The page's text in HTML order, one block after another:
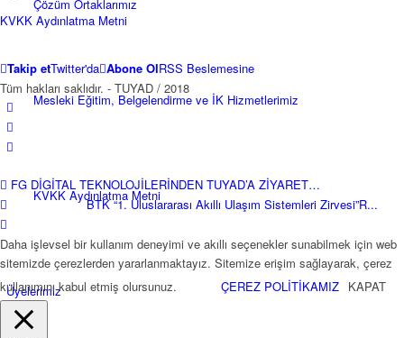
Çözüm Ortaklarımız
Mesleki Eğitim, Belgelendirme ve İK Hizmetlerimiz
KVKK Aydınlatma Metni
Üyelerimiz
KVKK Aydınlatma Metni
Takip etTwitter'da Abone OlRSS Beslemesine
Tüm hakları saklıdır. - TUYAD / 2018
FG DİGİTAL TEKNOLOJİLERİNDEN TUYAD’A ZİYARET…
BTK “1. Uluslararası Akıllı Ulaşım Sistemleri Zirvesi”R...
Daha işlevsel bir kullanım deneyimi ve akıllı seçenekler sunabilmek için web
sitemizde çerezlerden yararlanmaktayız. Sitemize erişim sağlayarak, çerez
kullanımını kabul etmiş olursunuz.
ÇEREZ POLİTİKAMIZ KAPAT